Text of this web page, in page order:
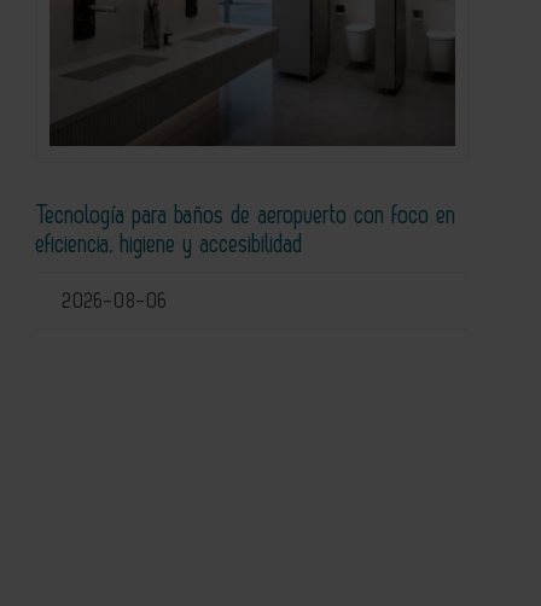
Tecnología para baños de aeropuerto con foco en
eficiencia, higiene y accesibilidad
2026-08-06